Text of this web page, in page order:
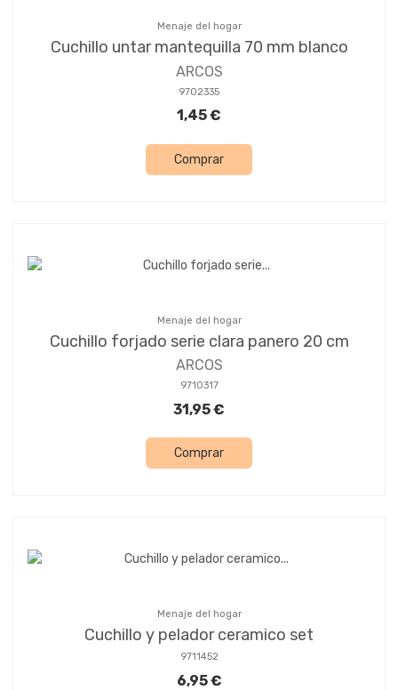
Menaje del hogar
Cuchillo untar mantequilla 70 mm blanco
ARCOS
9702335
1,45 €
Comprar
Menaje del hogar
Cuchillo forjado serie clara panero 20 cm
ARCOS
9710317
31,95 €
Comprar
Menaje del hogar
Cuchillo y pelador ceramico set
9711452
6,95 €